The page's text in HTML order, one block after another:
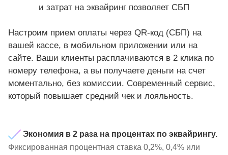
и затрат на эквайринг позволяет СБП
Настроим прием оплаты через QR-код (СБП) на
вашей кассе, в мобильном приложении или на
сайте. Ваши клиенты расплачиваются в 2 клика по
номеру телефона, а вы получаете деньги на счет
моментально, без комиссии. Современный сервис,
который повышает средний чек и лояльность.
Экономия в 2 раза на процентах по эквайрингу.
Фиксированная процентная ставка 0,2%, 0,4% или